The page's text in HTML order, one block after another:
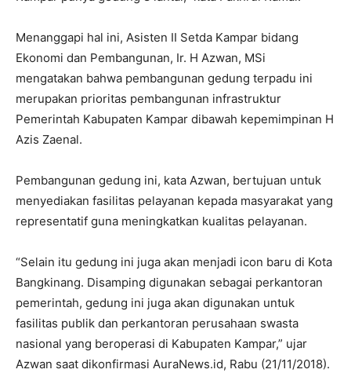
Menanggapi hal ini, Asisten II Setda Kampar bidang
Ekonomi dan Pembangunan, Ir. H Azwan, MSi
mengatakan bahwa pembangunan gedung terpadu ini
merupakan prioritas pembangunan infrastruktur
Pemerintah Kabupaten Kampar dibawah kepemimpinan H
Azis Zaenal.
Pembangunan gedung ini, kata Azwan, bertujuan untuk
menyediakan fasilitas pelayanan kepada masyarakat yang
representatif guna meningkatkan kualitas pelayanan.
“Selain itu gedung ini juga akan menjadi icon baru di Kota
Bangkinang. Disamping digunakan sebagai perkantoran
pemerintah, gedung ini juga akan digunakan untuk
fasilitas publik dan perkantoran perusahaan swasta
nasional yang beroperasi di Kabupaten Kampar,” ujar
Azwan saat dikonfirmasi AuraNews.id, Rabu (21/11/2018).